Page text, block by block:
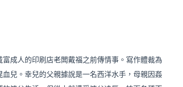
成人的印刷店老闆戴福之前傳情事。寫作體裁為
兒。幸兒的父親據說是一名西洋水手，母親因姦